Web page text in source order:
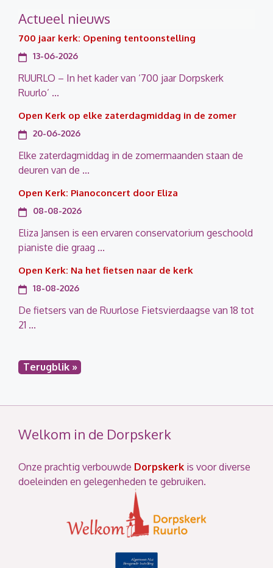
Actueel nieuws
700 jaar kerk: Opening tentoonstelling
13-06-2026
RUURLO – In het kader van ‘700 jaar Dorpskerk
Ruurlo’ ...
Open Kerk op elke zaterdagmiddag in de zomer
20-06-2026
Elke zaterdagmiddag in de zomermaanden staan de
deuren van de ...
Open Kerk: Pianoconcert door Eliza
08-08-2026
Eliza Jansen is een ervaren conservatorium geschoold
pianiste die graag ...
Open Kerk: Na het fietsen naar de kerk
18-08-2026
De fietsers van de Ruurlose Fietsvierdaagse van 18 tot
21 ...
Terugblik »
Welkom in de Dorpskerk
Onze prachtig verbouwde Dorpskerk is voor diverse
doeleinden en gelegenheden te gebruiken.